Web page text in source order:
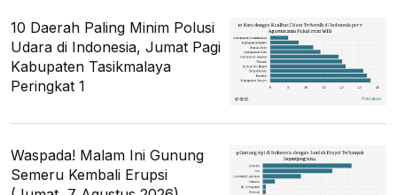
10 Daerah Paling Minim Polusi
Udara di Indonesia, Jumat Pagi
Kabupaten Tasikmalaya
Peringkat 1
Waspada! Malam Ini Gunung
Semeru Kembali Erupsi